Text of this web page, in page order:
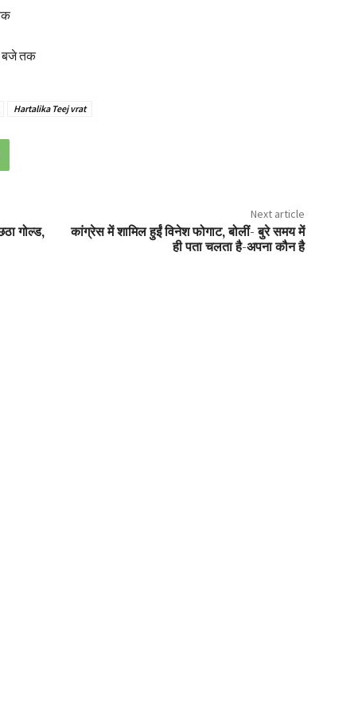
बजे तक
Hartalika Teej vrat
गोल्ड,
Next article
कांग्रेस में शामिल हुईं विनेश फोगाट, बोलीं- बुरे समय में
ही पता चलता है-अपना कौन है